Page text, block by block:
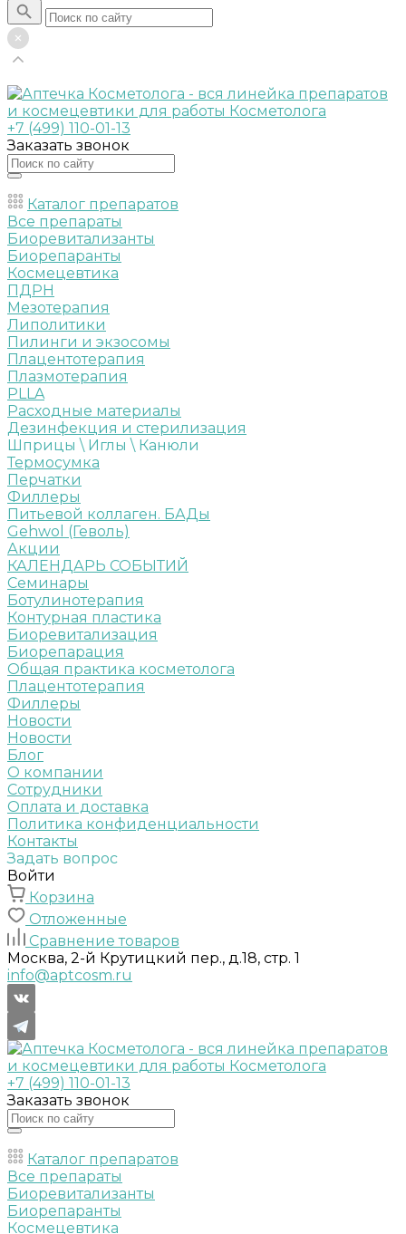
+7 (499) 110-01-13
Заказать звонок
Каталог препаратов
Все препараты
Биоревитализанты
Биорепаранты
Космецевтика
ПДРН
Мезотерапия
Липолитики
Пилинги и экзосомы
Плацентотерапия
Плазмотерапия
PLLA
Расходные материалы
Дезинфекция и стерилизация
Шприцы \ Иглы \ Канюли
Термосумка
Перчатки
Филлеры
Питьевой коллаген. БАДы
Gehwol (Геволь)
Акции
КАЛЕНДАРЬ СОБЫТИЙ
Семинары
Ботулинотерапия
Контурная пластика
Биоревитализация
Биорепарация
Общая практика косметолога
Плацентотерапия
Филлеры
Новости
Новости
Блог
О компании
Сотрудники
Оплата и доставка
Политика конфиденциальности
Контакты
Задать вопрос
Войти
Корзина
Отложенные
Сравнение товаров
Москва, 2-й Крутицкий пер., д.18, стр. 1
info@aptcosm.ru
+7 (499) 110-01-13
Заказать звонок
Каталог препаратов
Все препараты
Биоревитализанты
Биорепаранты
Космецевтика